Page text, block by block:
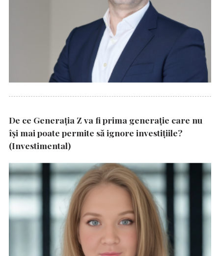
De ce Generația Z va fi prima generație care nu
își mai poate permite să ignore investițiile?
(Investimental)